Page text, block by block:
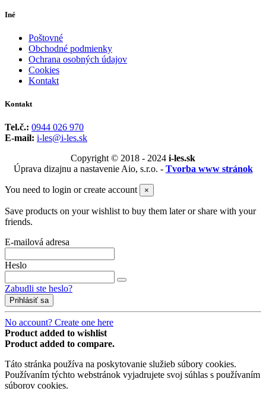
Iné
Poštovné
Obchodné podmienky
Ochrana osobných údajov
Cookies
Kontakt
Kontakt
Tel.č.: 0944 026 970
E-mail: i-les@i-les.sk
Copyright © 2018 - 2024 i-les.sk
Úprava dizajnu a nastavenie Aio, s.r.o. - Tvorba www stránok
You need to login or create account ×
Save products on your wishlist to buy them later or share with your
friends.
E-mailová adresa
Heslo
Zabudli ste heslo?
Prihlásiť sa
No account? Create one here
Product added to wishlist
Product added to compare.
Táto stránka používa na poskytovanie služieb súbory cookies.
Používaním týchto webstránok vyjadrujete svoj súhlas s používaním
súborov cookies.